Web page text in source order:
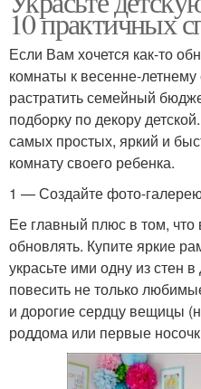
10 практичных
Если Вам хочется как-то
комнаты к весенне-
растратить семейный
подборку по декору
самых простых, яркий и
комнату своего ребенка.
1 — Создайте фото-
Ее главный плюс в том,
обновлять. Купите яркие
украсьте ими одну из стен
повесить не только
и дорогие сердцу вещицы
роддома или первые